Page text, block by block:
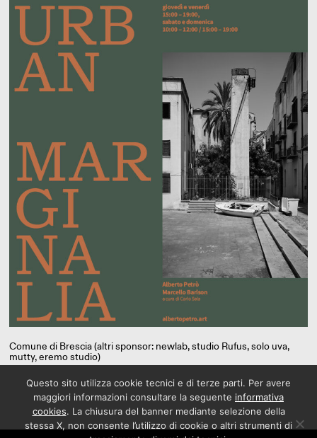
Comune di Brescia (altri sponsor: newlab, studio Rufus, solo uva,
mutty, eremo studio)
Questo sito utilizza cookie tecnici e di terze parti. Per avere
maggiori informazioni consultare la seguente informativa
cookies. La chiusura del banner mediante selezione della
stessa X, non consente l’utilizzo di cookie o altri strumenti di